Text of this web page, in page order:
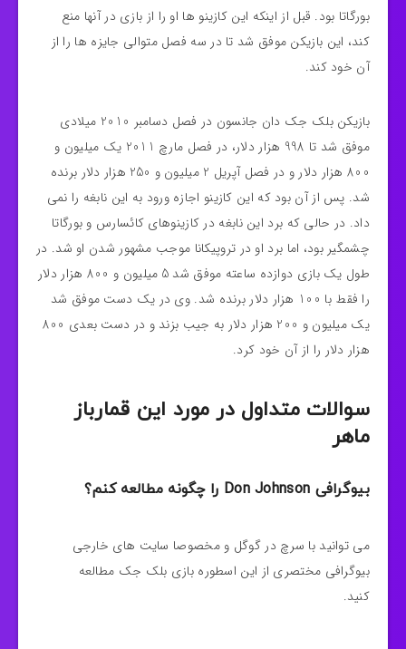
بورگاتا بود. قبل از اینکه این کازینو ها او را از بازی در آنها منع
کند، این بازیکن موفق شد تا در سه فصل متوالی جایزه ها را از
آن خود کند.
بازیکن بلک جک دان جانسون در فصل دسامبر 2010 میلادی
موفق شد تا 998 هزار دلار، در فصل مارچ 2011 یک میلیون و
800 هزار دلار و در فصل آپریل 2 میلیون و 250 هزار دلار برنده
شد. پس از آن بود که این کازینو اجازه ورود به این نابغه را نمی
داد. در حالی که برد این نابغه در کازینوهای کائسارس و بورگاتا
چشمگیر بود، اما برد او در تروپیکانا موجب مشهور شدن او شد. در
طول یک بازی دوازده ساعته موفق شد 5 میلیون و 800 هزار دلار
را فقط با 100 هزار دلار برنده شد. وی در یک دست موفق شد
یک میلیون و 200 هزار دلار به جیب بزند و در دست بعدی 800
هزار دلار را از آن خود کرد.
سوالات متداول در مورد این قمارباز
ماهر
بیوگرافی Don Johnson را چگونه مطالعه کنم؟
می توانید با سرچ در گوگل و مخصوصا سایت های خارجی
بیوگرافی مختصری از این اسطوره بازی بلک جک مطالعه
کنید.